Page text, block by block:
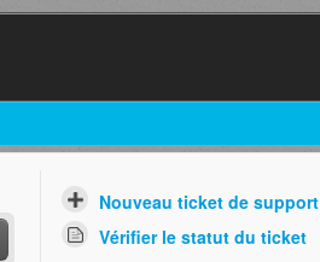
Nouveau ticket de support
Vérifier le statut du ticket